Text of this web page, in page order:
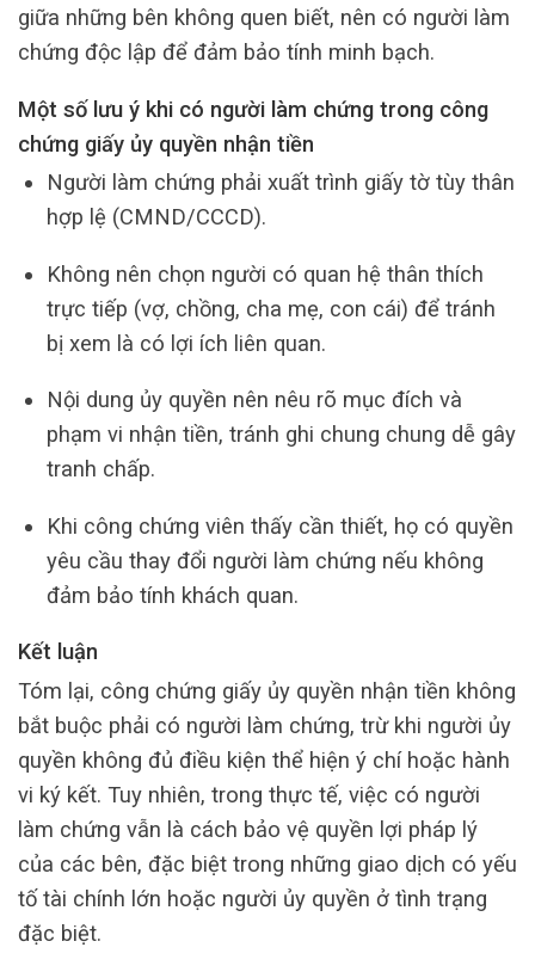
giữa những bên không quen biết, nên có người làm
chứng độc lập để đảm bảo tính minh bạch.
Một số lưu ý khi có người làm chứng trong công
chứng giấy ủy quyền nhận tiền
Người làm chứng phải xuất trình giấy tờ tùy thân
hợp lệ (CMND/CCCD).
Không nên chọn người có quan hệ thân thích
trực tiếp (vợ, chồng, cha mẹ, con cái) để tránh
bị xem là có lợi ích liên quan.
Nội dung ủy quyền nên nêu rõ mục đích và
phạm vi nhận tiền, tránh ghi chung chung dễ gây
tranh chấp.
Khi công chứng viên thấy cần thiết, họ có quyền
yêu cầu thay đổi người làm chứng nếu không
đảm bảo tính khách quan.
Kết luận
Tóm lại, công chứng giấy ủy quyền nhận tiền không
bắt buộc phải có người làm chứng, trừ khi người ủy
quyền không đủ điều kiện thể hiện ý chí hoặc hành
vi ký kết. Tuy nhiên, trong thực tế, việc có người
làm chứng vẫn là cách bảo vệ quyền lợi pháp lý
của các bên, đặc biệt trong những giao dịch có yếu
tố tài chính lớn hoặc người ủy quyền ở tình trạng
đặc biệt.